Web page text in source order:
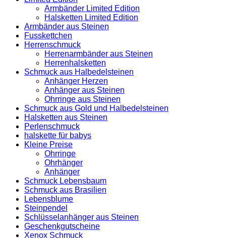
Armbänder Limited Edition
Halsketten Limited Edition
Armbänder aus Steinen
Fusskettchen
Herrenschmuck
Herrenarmbänder aus Steinen
Herrenhalsketten
Schmuck aus Halbedelsteinen
Anhänger Herzen
Anhänger aus Steinen
Ohrringe aus Steinen
Schmuck aus Gold und Halbedelsteinen
Halsketten aus Steinen
Perlenschmuck
halskette für babys
Kleine Preise
Ohrringe
Ohrhänger
Anhänger
Schmuck Lebensbaum
Schmuck aus Brasilien
Lebensblume
Steinpendel
Schlüsselanhänger aus Steinen
Geschenkgutscheine
Xenox Schmuck